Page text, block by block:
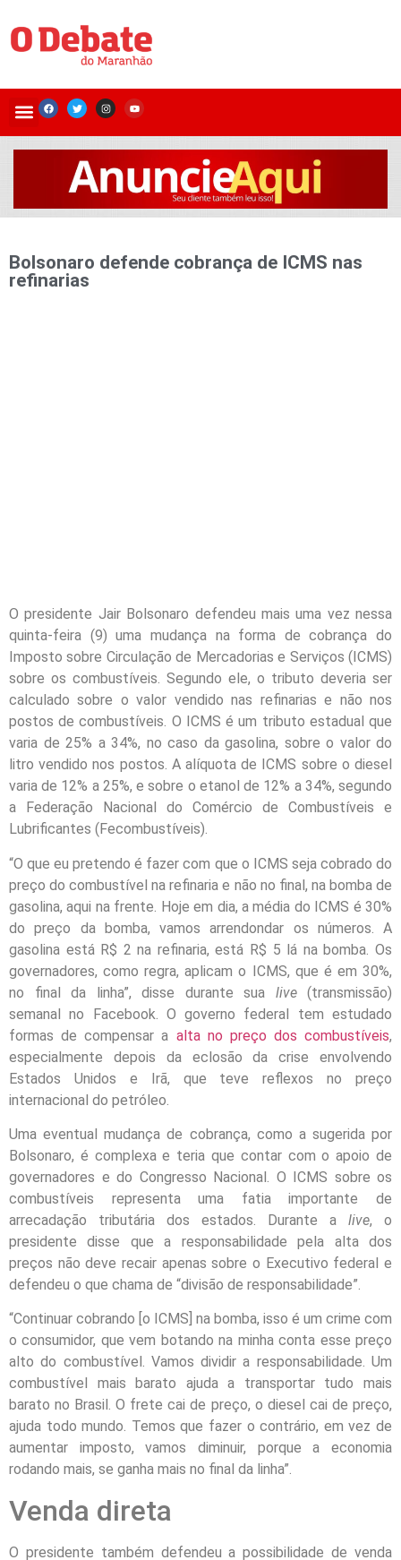
Bolsonaro defende cobrança de ICMS nas
refinarias
O presidente Jair Bolsonaro defendeu mais uma vez nessa
quinta-feira (9) uma mudança na forma de cobrança do
Imposto sobre Circulação de Mercadorias e Serviços (ICMS)
sobre os combustíveis. Segundo ele, o tributo deveria ser
calculado sobre o valor vendido nas refinarias e não nos
postos de combustíveis. O ICMS é um tributo estadual que
varia de 25% a 34%, no caso da gasolina, sobre o valor do
litro vendido nos postos. A alíquota de ICMS sobre o diesel
varia de 12% a 25%, e sobre o etanol de 12% a 34%, segundo
a Federação Nacional do Comércio de Combustíveis e
Lubrificantes (Fecombustíveis).
“O que eu pretendo é fazer com que o ICMS seja cobrado do
preço do combustível na refinaria e não no final, na bomba de
gasolina, aqui na frente. Hoje em dia, a média do ICMS é 30%
do preço da bomba, vamos arrendondar os números. A
gasolina está R$ 2 na refinaria, está R$ 5 lá na bomba. Os
governadores, como regra, aplicam o ICMS, que é em 30%,
no final da linha”, disse durante sua live (transmissão)
semanal no Facebook. O governo federal tem estudado
formas de compensar a alta no preço dos combustíveis,
especialmente depois da eclosão da crise envolvendo
Estados Unidos e Irã, que teve reflexos no preço
internacional do petróleo.
Uma eventual mudança de cobrança, como a sugerida por
Bolsonaro, é complexa e teria que contar com o apoio de
governadores e do Congresso Nacional. O ICMS sobre os
combustíveis representa uma fatia importante de
arrecadação tributária dos estados. Durante a live, o
presidente disse que a responsabilidade pela alta dos
preços não deve recair apenas sobre o Executivo federal e
defendeu o que chama de “divisão de responsabilidade”.
“Continuar cobrando [o ICMS] na bomba, isso é um crime com
o consumidor, que vem botando na minha conta esse preço
alto do combustível. Vamos dividir a responsabilidade. Um
combustível mais barato ajuda a transportar tudo mais
barato no Brasil. O frete cai de preço, o diesel cai de preço,
ajuda todo mundo. Temos que fazer o contrário, em vez de
aumentar imposto, vamos diminuir, porque a economia
rodando mais, se ganha mais no final da linha”.
Venda direta
O presidente também defendeu a possibilidade de venda